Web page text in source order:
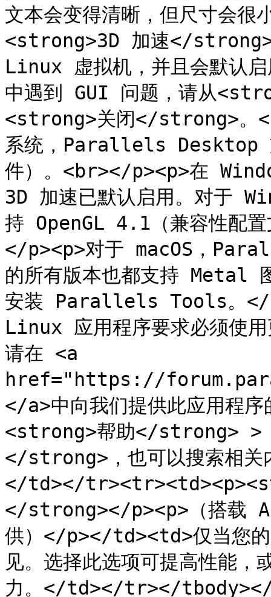
文本会变得清晰，但尺寸
<strong>3D 加速</
Linux 虚拟机，并且会默认
中遇到 GUI 问题，请从
<strong>关闭</strong>。
系统，Parallels Desktop
件）。<br></p><p>在
3D 加速已默认启用。对于
持 OpenGL 4.1（兼容性配
</p><p>对于 macOS，
的所有版本也都支持 Metal
安装 Parallels Tools。</
Linux 应用程序要求必须使
请在 <a
href="https://
</a>中向我们提供此应用程序
<strong>帮助</strong> >
</strong>，也可以搜索相关
</td></
</strong></p><p>（搭载
供）</p></td><td>仅当您的
见。选择此选项可提高性能，
力。</td></tr></